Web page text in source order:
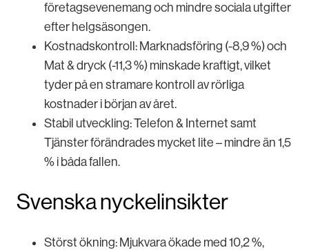
företagsevenemang och mindre sociala utgifter
efter helgsäsongen.
Kostnadskontroll: Marknadsföring (-8,9 %) och
Mat & dryck (-11,3 %) minskade kraftigt, vilket
tyder på en stramare kontroll av rörliga
kostnader i början av året.
Stabil utveckling: Telefon & Internet samt
Tjänster förändrades mycket lite – mindre än 1,5
% i båda fallen.
Svenska nyckelinsikter
Störst ökning: Mjukvara ökade med 10,2 %,